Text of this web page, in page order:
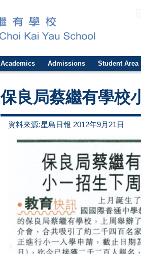
Academics Admissions Student Area
保良局蔡繼有學校
資料來源:星島日報 2012年9月21日